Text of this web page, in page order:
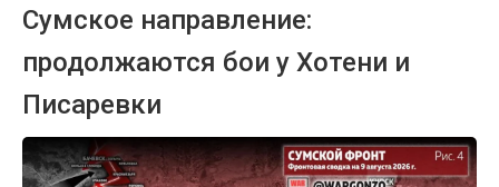
Сумское направление:
продолжаются бои у Хотени и
Писаревки